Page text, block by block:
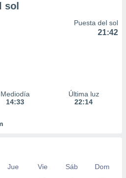
sol
Puesta del sol
21:42
Mediodía
14:33
Última luz
22:14
Jue Vie Sáb
Dom